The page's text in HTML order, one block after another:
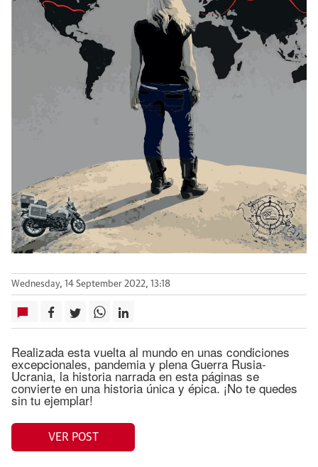
Wednesday, 14 September 2022, 13:18
Realizada esta vuelta al mundo en unas condiciones
excepcionales, pandemia y plena Guerra Rusia-
Ucrania, la historia narrada en esta páginas se
convierte en una historia única y épica. ¡No te quedes
sin tu ejemplar!
VER POST